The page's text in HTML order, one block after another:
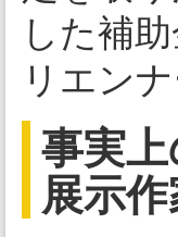
した補
リエン
事実
展示